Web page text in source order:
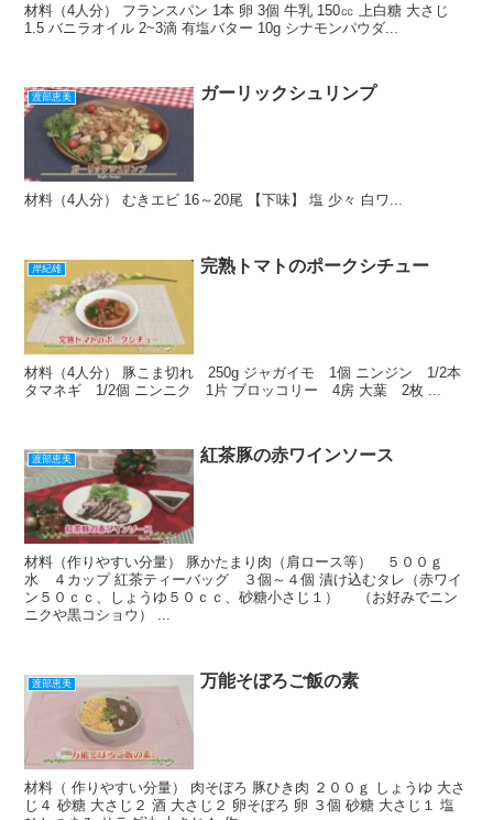
材料（4人分） フランスパン 1本 卵 3個 牛乳 150㏄ 上白糖 大さじ
1.5 バニラオイル 2~3滴 有塩バター 10g シナモンパウダ...
渡部恵美 ガーリックシュリンプ
材料（4人分） むきエビ 16～20尾 【下味】 塩 少々 白ワ...
岸紀雄 完熟トマトのポークシチュー
材料（4人分） 豚こま切れ 250g ジャガイモ 1個 ニンジン 1/2本
タマネギ 1/2個 ニンニク 1片 ブロッコリー 4房 大葉 2枚 ...
渡部恵美 紅茶豚の赤ワインソース
材料（作りやすい分量） 豚かたまり肉（肩ロース等） ５００ｇ
水 ４カップ 紅茶ティーバッグ ３個～４個 漬け込むタレ（赤ワイ
ン５０ｃｃ、しょうゆ５０ｃｃ、砂糖小さじ１） （お好みでニン
ニクや黒コショウ） ...
渡部恵美 万能そぼろご飯の素
材料（ 作りやすい分量） 肉そぼろ 豚ひき肉 ２００ｇ しょうゆ 大さ
じ４ 砂糖 大さじ２ 酒 大さじ２ 卵そぼろ 卵 ３個 砂糖 大さじ１ 塩